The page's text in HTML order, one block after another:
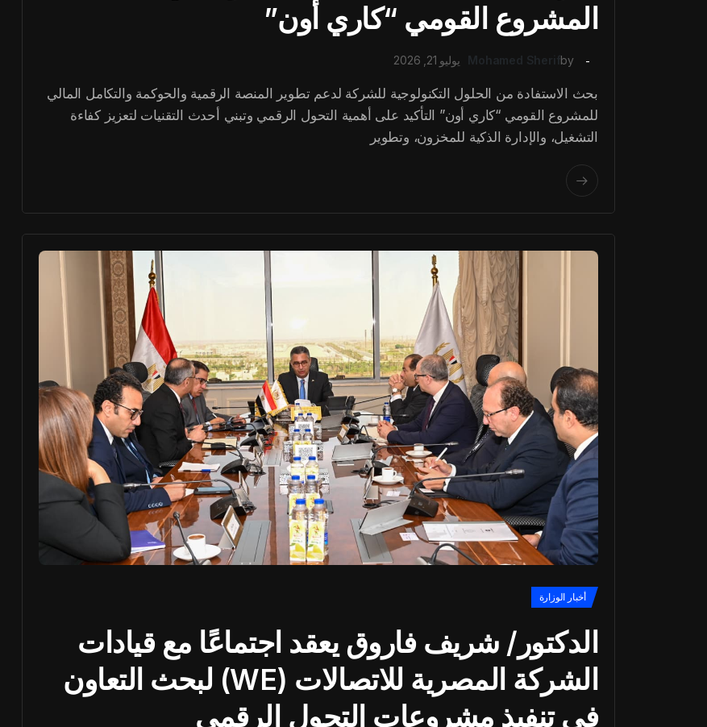
المشروع القومي “كاري أون”
by
Mohamed Sherif يوليو 21, 2026
بحث الاستفادة من الحلول التكنولوجية للشركة لدعم تطوير المنصة الرقمية والحوكمة والتكامل المالي
للمشروع القومي “كاري أون” التأكيد على أهمية التحول الرقمي وتبني أحدث التقنيات لتعزيز كفاءة
التشغيل، والإدارة الذكية للمخزون، وتطوير
أخبار الوزارة
الدكتور/ شريف فاروق يعقد اجتماعًا مع قيادات
الشركة المصرية للاتصالات (WE) لبحث التعاون
في تنفيذ مشروعات التحول الرقمي